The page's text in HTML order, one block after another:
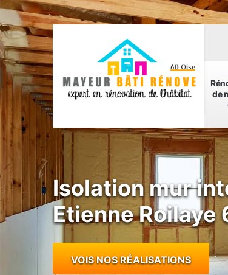
de
Isolation mur
Etienne Roilaye
VOIS NOS RÉALISATIONS